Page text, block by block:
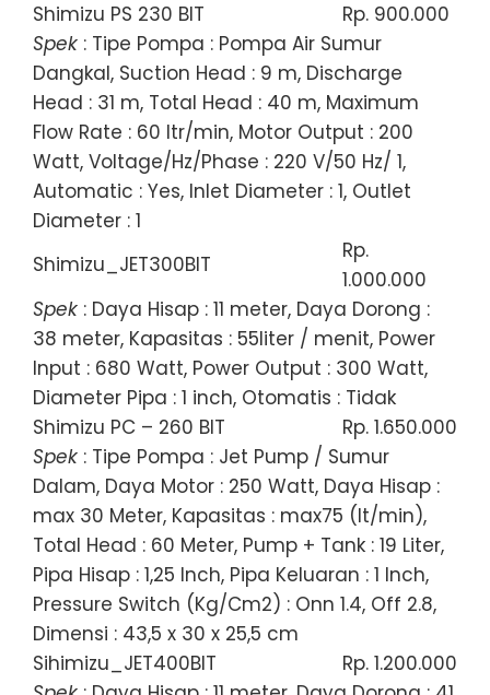
Shimizu PS 230 BIT
Rp. 900.000
Spek : Tipe Pompa : Pompa Air Sumur
Dangkal, Suction Head : 9 m, Discharge
Head : 31 m, Total Head : 40 m, Maximum
Flow Rate : 60 ltr/min, Motor Output : 200
Watt, Voltage/Hz/Phase : 220 V/50 Hz/ 1,
Automatic : Yes, Inlet Diameter : 1, Outlet
Diameter : 1
Shimizu_JET300BIT
Rp.
1.000.000
Spek : Daya Hisap : 11 meter, Daya Dorong :
38 meter, Kapasitas : 55liter / menit, Power
Input : 680 Watt, Power Output : 300 Watt,
Diameter Pipa : 1 inch, Otomatis : Tidak
Shimizu PC – 260 BIT
Rp. 1.650.000
Spek : Tipe Pompa : Jet Pump / Sumur
Dalam, Daya Motor : 250 Watt, Daya Hisap :
max 30 Meter, Kapasitas : max75 (lt/min),
Total Head : 60 Meter, Pump + Tank : 19 Liter,
Pipa Hisap : 1,25 Inch, Pipa Keluaran : 1 Inch,
Pressure Switch (Kg/Cm2) : Onn 1.4, Off 2.8,
Dimensi : 43,5 x 30 x 25,5 cm
Sihimizu_JET400BIT
Rp. 1.200.000